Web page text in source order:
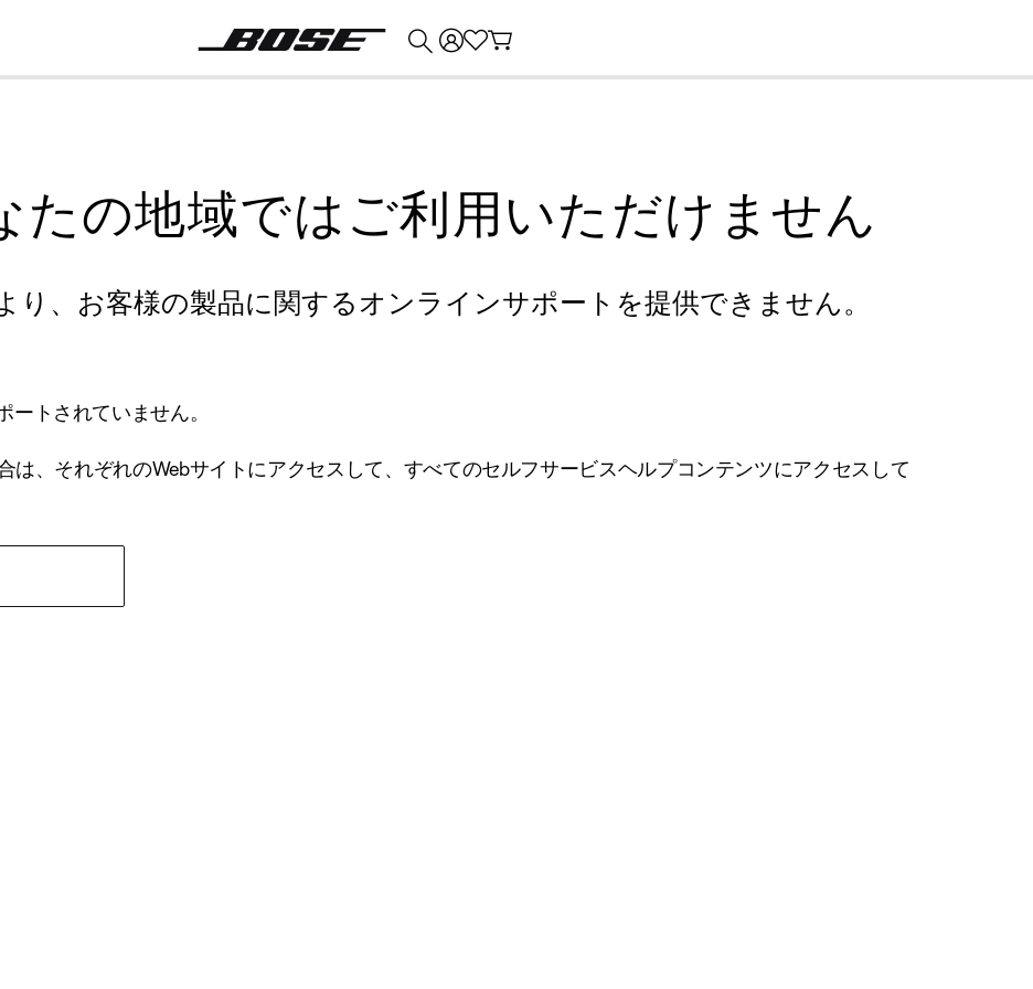
たの地域ではご利用いただけません
り、お客様の製品に関するオンラインサポートを提供できません。
トされていません。
は、それぞれのWebサイトにアクセスして、すべてのセルフサービスヘルプコンテンツにアクセスして